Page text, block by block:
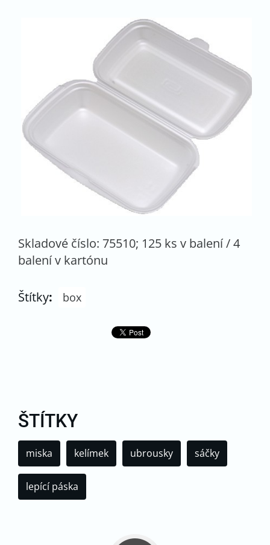
Skladové číslo: 75510; 125 ks v balení / 4
balení v kartónu
Štítky: box
ŠTÍTKY
miska kelímek ubrousky sáčky
lepící páska